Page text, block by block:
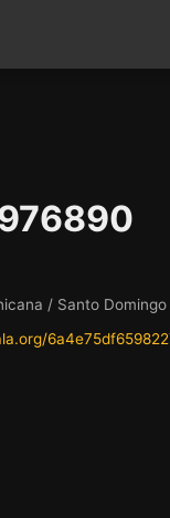
/ Santo